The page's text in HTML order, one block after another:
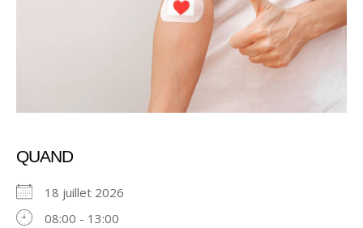
QUAND
18 juillet 2026
08:00 - 13:00